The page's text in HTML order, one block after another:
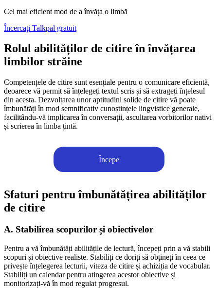
Cel mai eficient mod de a învăța o limbă
Încercați Talkpal gratuit
Rolul abilităților de citire în învățarea
limbilor străine
Competențele de citire sunt esențiale pentru o comunicare eficientă,
deoarece vă permit să înțelegeți textul scris și să extrageți înțelesul
din acesta. Dezvoltarea unor aptitudini solide de citire vă poate
îmbunătăți în mod semnificativ cunoștințele lingvistice generale,
facilitându-vă implicarea în conversații, ascultarea vorbitorilor nativi
și scrierea în limba țintă.
Începe
Sfaturi pentru îmbunătățirea abilităților
de citire
A. Stabilirea scopurilor și obiectivelor
Pentru a vă îmbunătăți abilitățile de lectură, începeți prin a vă stabili
scopuri și obiective realiste. Stabiliți ce doriți să obțineți în ceea ce
privește înțelegerea lecturii, viteza de citire și achiziția de vocabular.
Stabiliți un calendar pentru atingerea acestor obiective și
monitorizați-vă în mod regulat progresul.